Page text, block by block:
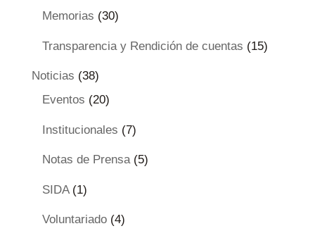
Memorias (30)
Transparencia y Rendición de cuentas (15)
Noticias (38)
Eventos (20)
Institucionales (7)
Notas de Prensa(5)
SIDA(1)
Voluntariado(4)